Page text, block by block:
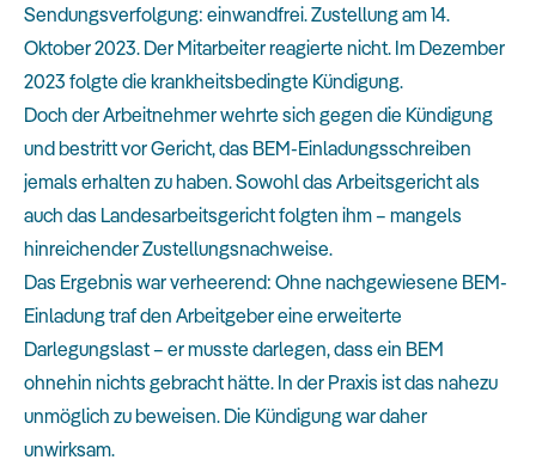
Sendungsverfolgung: einwandfrei. Zustellung am 14.
Oktober 2023. Der Mitarbeiter reagierte nicht. Im Dezember
2023 folgte die krankheitsbedingte Kündigung.
Doch der Arbeitnehmer wehrte sich gegen die Kündigung
und bestritt vor Gericht, das BEM-Einladungsschreiben
jemals erhalten zu haben. Sowohl das Arbeitsgericht als
auch das Landesarbeitsgericht folgten ihm – mangels
hinreichender Zustellungsnachweise.
Das Ergebnis war verheerend: Ohne nachgewiesene BEM-
Einladung traf den Arbeitgeber eine erweiterte
Darlegungslast – er musste darlegen, dass ein BEM
ohnehin nichts gebracht hätte. In der Praxis ist das nahezu
unmöglich zu beweisen. Die Kündigung war daher
unwirksam.